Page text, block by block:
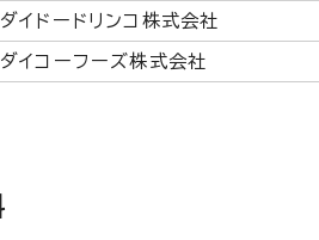
ダイドードリンコ株式会社
ダイコーフーズ株式会社